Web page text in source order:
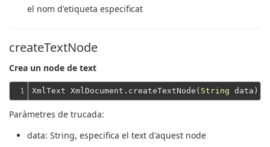
el nom d'etiqueta especificat
createTextNode
Crea un node de text
1 XmlText XmlDocument.createTextNode( String
Paràmetres de trucada:
data: String, especifica el text d'aquest node